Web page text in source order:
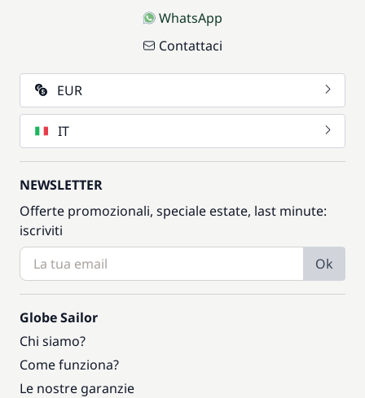
WhatsApp
Contattaci
EUR
IT
NEWSLETTER
Offerte promozionali, speciale estate, last minute:
iscriviti
Ok
Globe Sailor
Chi siamo?
Come funziona?
Le nostre garanzie